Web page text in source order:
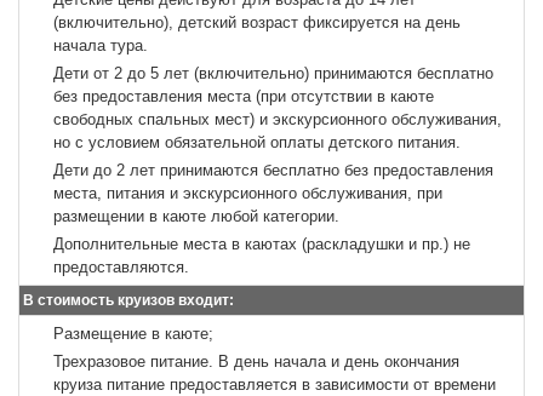
(включительно), детский возраст фиксируется на день
начала тура.
Дети от 2 до 5 лет (включительно) принимаются бесплатно
без предоставления места (при отсутствии в каюте
свободных спальных мест) и экскурсионного обслуживания,
но с условием обязательной оплаты детского питания.
Дети до 2 лет принимаются бесплатно без предоставления
места, питания и экскурсионного обслуживания, при
размещении в каюте любой категории.
Дополнительные места в каютах (раскладушки и пр.) не
предоставляются.
В стоимость круизов входит:
Размещение в каюте;
Трехразовое питание. В день начала и день окончания
круиза питание предоставляется в зависимости от времени